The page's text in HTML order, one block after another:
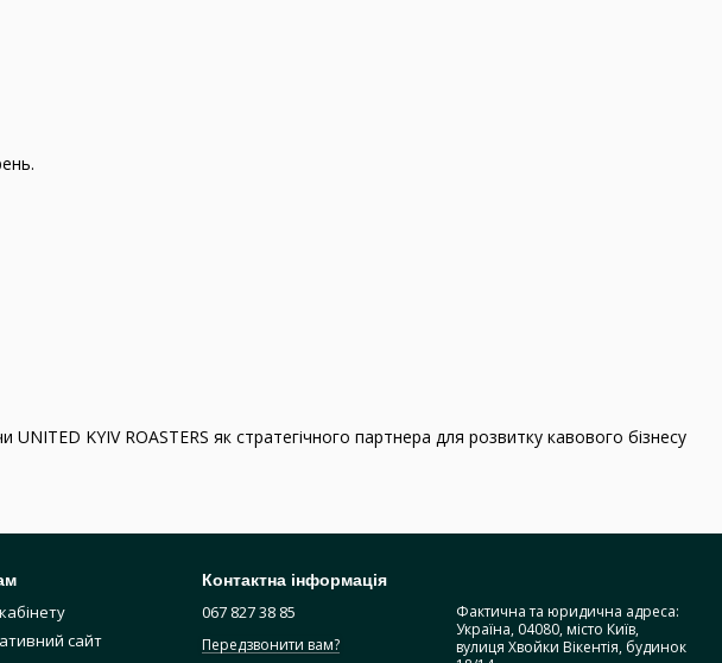
UNITED KYIV ROASTERS як стратегічного партнера для розвитку кавового бізнесу
сайт
Контактна інформація
067 827 38 85
Передзвонити вам?
Фактична та юридична адреса:
Україна, 04080, місто Київ,
вулиця Хвойки Вікентія, будинок